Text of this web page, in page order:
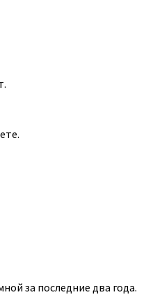
за последние два года.